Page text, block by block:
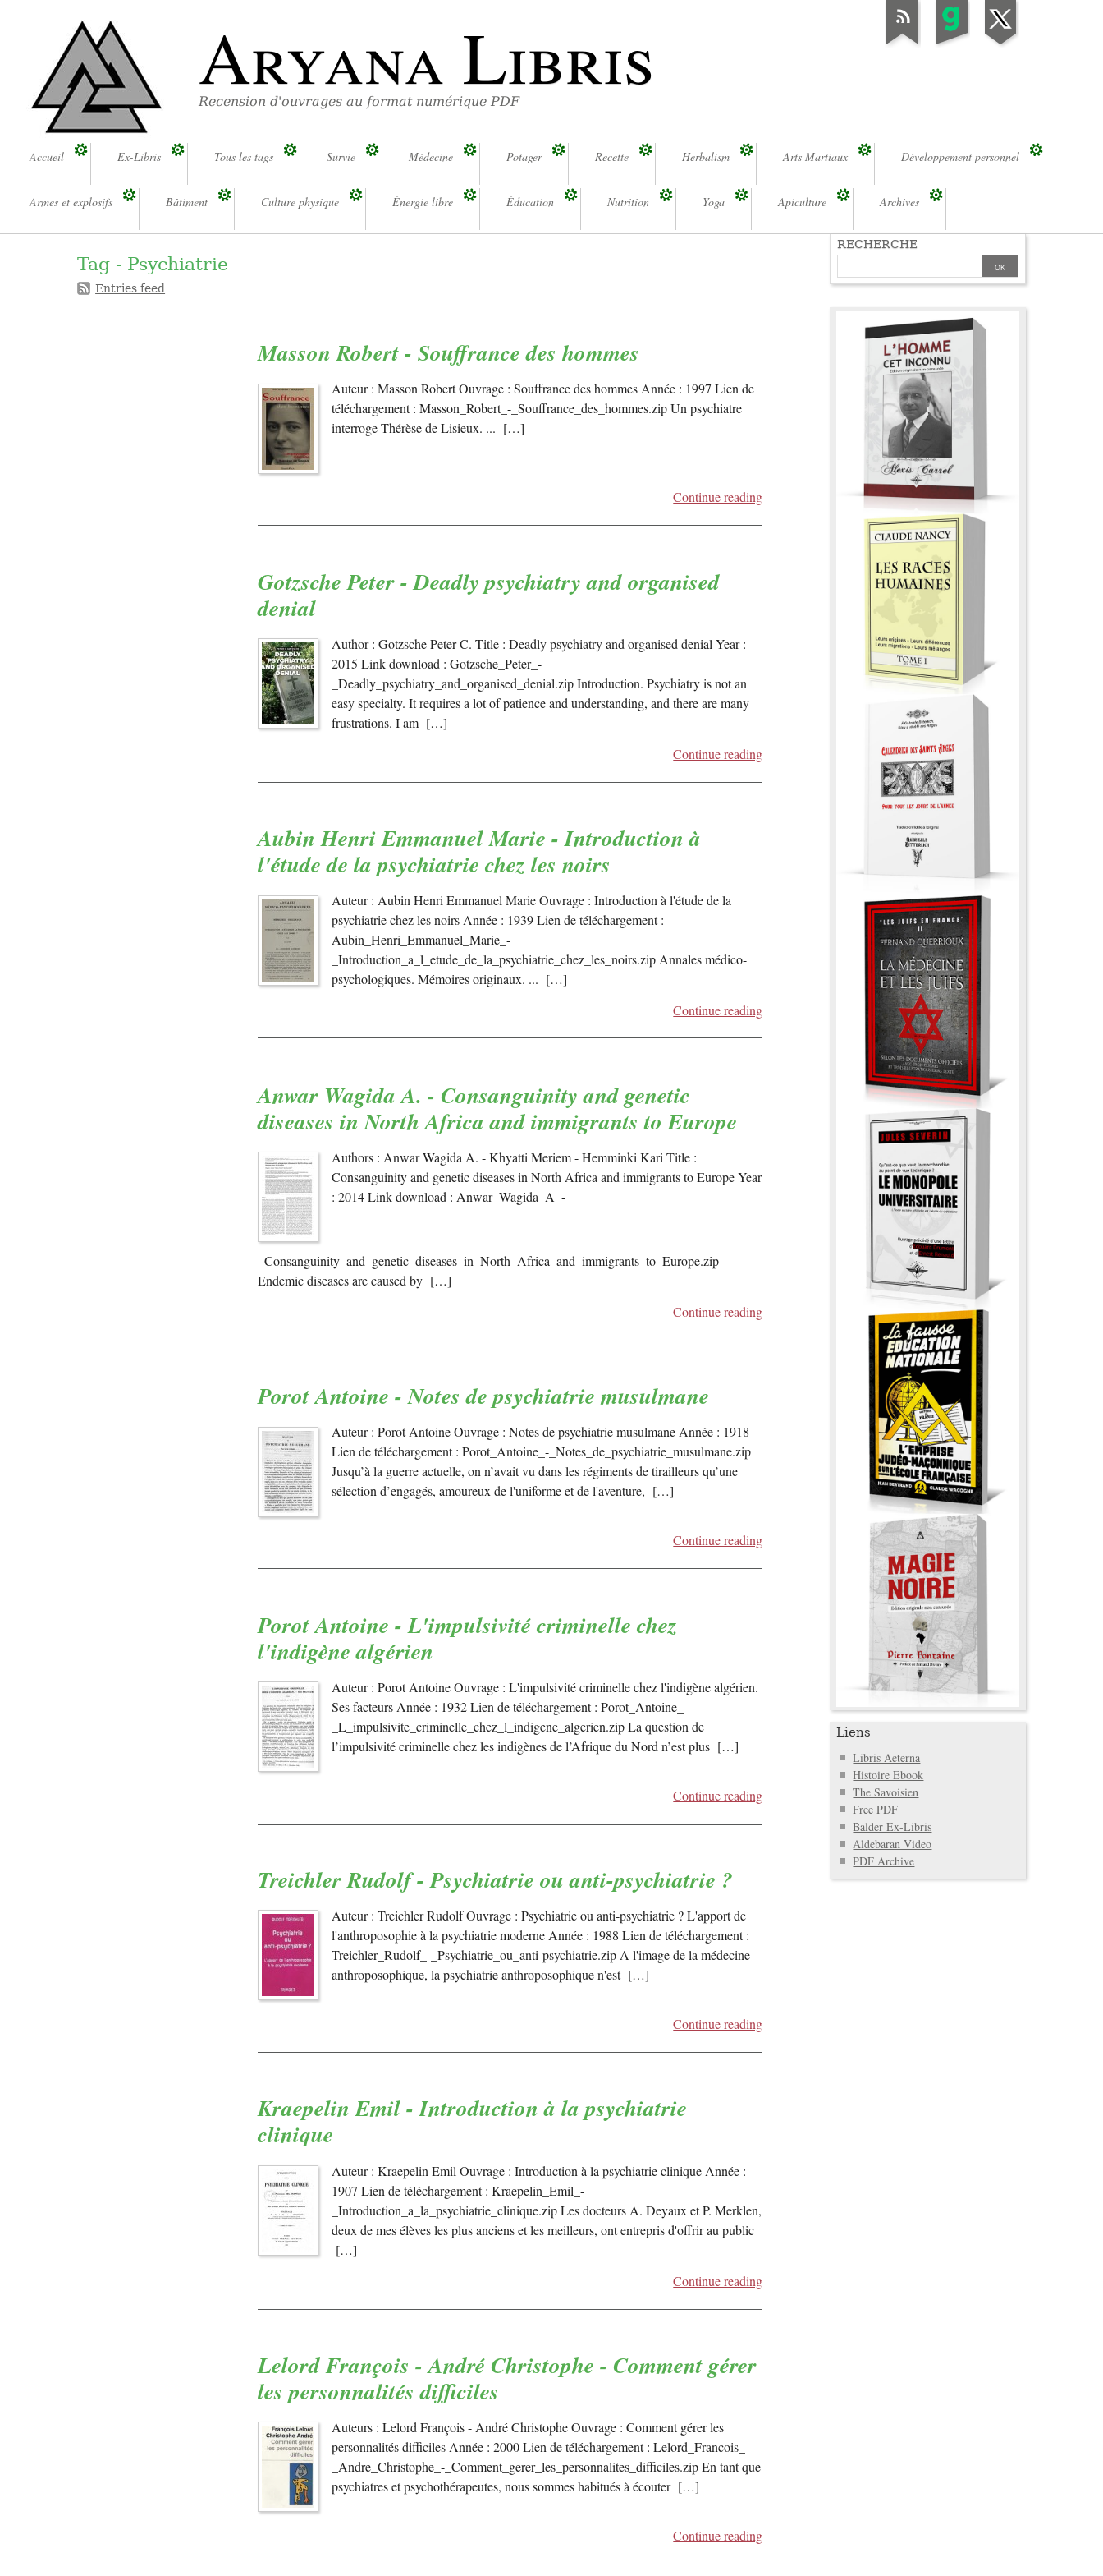
Aryana Libris
Recension d'ouvrages au format numérique PDF
Accueil Ex-Libris Tous les tags Survie Médecine Potager Recette Herbalism Arts Martiaux Développement personnel
Armes et explosifs Bâtiment Culture physique Énergie libre Éducation Nutrition Yoga Apiculture Archives
Tag - Psychiatrie
Entries feed
Masson Robert - Souffrance des hommes
Auteur : Masson Robert Ouvrage : Souffrance des hommes Année : 1997 Lien de
téléchargement : Masson_Robert_-_Souffrance_des_hommes.zip Un psychiatre
interroge Thérèse de Lisieux. ... […]
Continue reading
Gotzsche Peter - Deadly psychiatry and organised
denial
Author : Gotzsche Peter C. Title : Deadly psychiatry and organised denial Year :
2015 Link download : Gotzsche_Peter_-
_Deadly_psychiatry_and_organised_denial.zip Introduction. Psychiatry is not an
easy specialty. It requires a lot of patience and understanding, and there are many
frustrations. I am […]
Continue reading
Aubin Henri Emmanuel Marie - Introduction à
l'étude de la psychiatrie chez les noirs
Auteur : Aubin Henri Emmanuel Marie Ouvrage : Introduction à l'étude de la
psychiatrie chez les noirs Année : 1939 Lien de téléchargement :
Aubin_Henri_Emmanuel_Marie_-
_Introduction_a_l_etude_de_la_psychiatrie_chez_les_noirs.zip Annales médico-
psychologiques. Mémoires originaux. ... […]
Continue reading
Anwar Wagida A. - Consanguinity and genetic
diseases in North Africa and immigrants to Europe
Authors : Anwar Wagida A. - Khyatti Meriem - Hemminki Kari Title :
Consanguinity and genetic diseases in North Africa and immigrants to Europe Year
: 2014 Link download : Anwar_Wagida_A_-
_Consanguinity_and_genetic_diseases_in_North_Africa_and_immigrants_to_Europe.zip
Endemic diseases are caused by […]
Continue reading
Porot Antoine - Notes de psychiatrie musulmane
Auteur : Porot Antoine Ouvrage : Notes de psychiatrie musulmane Année : 1918
Lien de téléchargement : Porot_Antoine_-_Notes_de_psychiatrie_musulmane.zip
Jusqu’à la guerre actuelle, on n’avait vu dans les régiments de tirailleurs qu’une
sélection d’engagés, amoureux de l'uniforme et de l'aventure, […]
Continue reading
Porot Antoine - L'impulsivité criminelle chez
l'indigène algérien
Auteur : Porot Antoine Ouvrage : L'impulsivité criminelle chez l'indigène algérien.
Ses facteurs Année : 1932 Lien de téléchargement : Porot_Antoine_-
_L_impulsivite_criminelle_chez_l_indigene_algerien.zip La question de
l’impulsivité criminelle chez les indigènes de l’Afrique du Nord n’est plus […]
Continue reading
Treichler Rudolf - Psychiatrie ou anti-psychiatrie ?
Auteur : Treichler Rudolf Ouvrage : Psychiatrie ou anti-psychiatrie ? L'apport de
l'anthroposophie à la psychiatrie moderne Année : 1988 Lien de téléchargement :
Treichler_Rudolf_-_Psychiatrie_ou_anti-psychiatrie.zip A l'image de la médecine
anthroposophique, la psychiatrie anthroposophique n'est […]
Continue reading
Kraepelin Emil - Introduction à la psychiatrie
clinique
Auteur : Kraepelin Emil Ouvrage : Introduction à la psychiatrie clinique Année :
1907 Lien de téléchargement : Kraepelin_Emil_-
_Introduction_a_la_psychiatrie_clinique.zip Les docteurs A. Deyaux et P. Merklen,
deux de mes élèves les plus anciens et les meilleurs, ont entrepris d'offrir au public
[…]
Continue reading
Lelord François - André Christophe - Comment gérer
les personnalités difficiles
Auteurs : Lelord François - André Christophe Ouvrage : Comment gérer les
personnalités difficiles Année : 2000 Lien de téléchargement : Lelord_Francois_-
_Andre_Christophe_-_Comment_gerer_les_personnalites_difficiles.zip En tant que
psychiatres et psychothérapeutes, nous sommes habitués à écouter […]
Continue reading
RECHERCHE
Liens
Libris Aeterna
Histoire Ebook
The Savoisien
Free PDF
Balder Ex-Libris
Aldebaran Video
PDF Archive